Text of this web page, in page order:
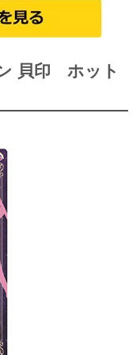
貝印 ホット